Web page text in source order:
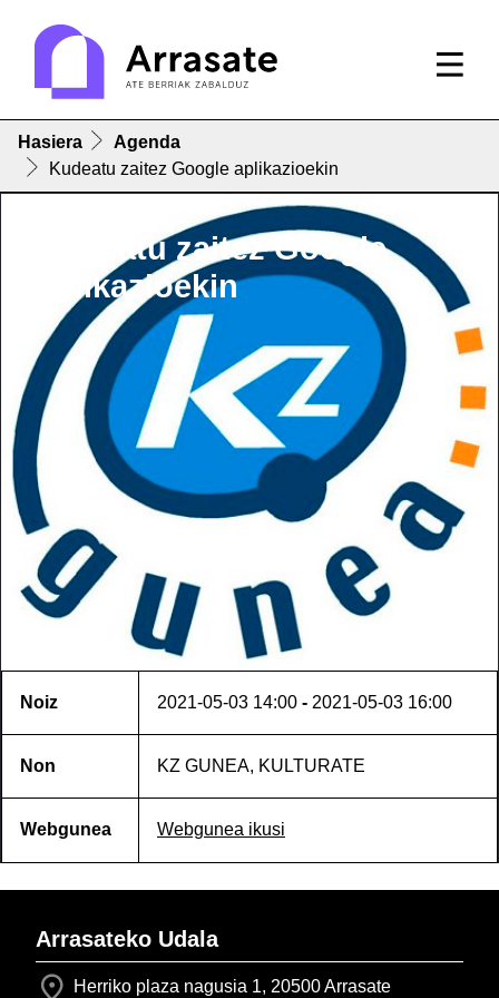
Hasiera
Agenda
Kudeatu zaitez Google aplikazioekin
Kudeatu zaitez Google
aplikazioekin
Noiz 2021-05-03 14:00 - 2021-05-03 16:00
Non KZ GUNEA, KULTURATE
Webgunea Webgunea ikusi
Arrasateko Udala
Herriko plaza nagusia 1, 20500 Arrasate